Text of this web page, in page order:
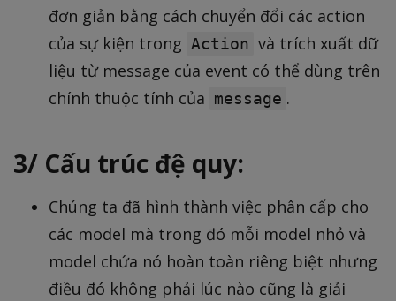
đơn giản bằng cách chuyển đổi các action
của sự kiện trong Action và trích xuất dữ
liệu từ message của event có thể dùng trên
chính thuộc tính của message .
3/ Cấu trúc đệ quy:
Chúng ta đã hình thành việc phân cấp cho
các model mà trong đó mỗi model nhỏ và
model chứa nó hoàn toàn riêng biệt nhưng
điều đó không phải lúc nào cũng là giải